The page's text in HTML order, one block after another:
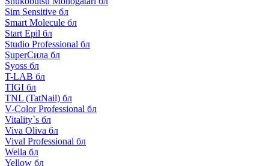
Sim Sensitive бл
Smart Molecule бл
Start Epil бл
Studio Professional бл
SuperСила бл
Syoss бл
T-LAB бл
TIGI бл
TNL (TatNail) бл
V-Color Professional бл
Vitality`s бл
Viva Oliva бл
Vival Professional бл
Wella бл
Yellow бл